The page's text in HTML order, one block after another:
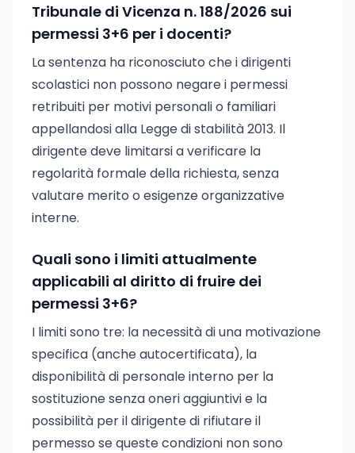
Tribunale di Vicenza n. 188/2026 sui
permessi 3+6 per i docenti?
La sentenza ha riconosciuto che i dirigenti
scolastici non possono negare i permessi
retribuiti per motivi personali o familiari
appellandosi alla Legge di stabilità 2013. Il
dirigente deve limitarsi a verificare la
regolarità formale della richiesta, senza
valutare merito o esigenze organizzative
interne.
Quali sono i limiti attualmente
applicabili al diritto di fruire dei
permessi 3+6?
I limiti sono tre: la necessità di una motivazione
specifica (anche autocertificata), la
disponibilità di personale interno per la
sostituzione senza oneri aggiuntivi e la
possibilità per il dirigente di rifiutare il
permesso se queste condizioni non sono